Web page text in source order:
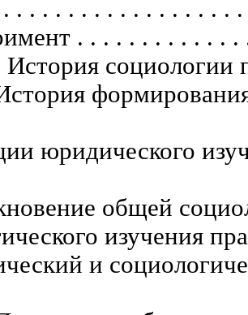
. . . . . . . . . . . . . . . . .
. . . . . . . . . . . .
История социологии
юридического
общей
изучения
и